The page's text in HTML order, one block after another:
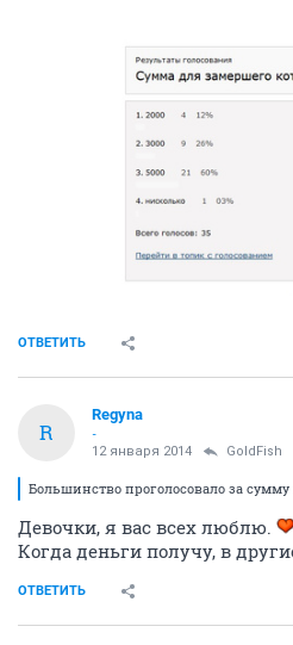
ОТВЕТИТЬ
R
Regyna
-
12 января 2014 GoldFish
Большинство проголосовало за сумму
Девочки, я вас всех люблю.
Когда деньги получу, в
ОТВЕТИТЬ